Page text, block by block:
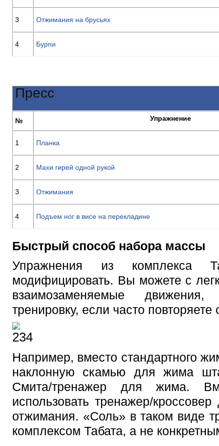
3 Отжимания на брусьях
4 Бурпи
Пресс
№ Упражнение
1 Планка
2 Махи гирей одной рукой
3 Отжимания
4 Подъем ног в висе на перекладине
Быстрый способ набора массы
Упражнения из комплекса
модифицировать. Вы можете с
взаимозаменяемые
тренировку, если часто
Например, вместо стандартного
наклонную скамью для жима
Смита/тренажер для жима.
использовать тренажер/
отжимания. «Соль» в таком виде
комплексом Табата, а не